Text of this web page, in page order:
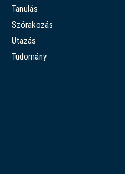
Tanulás
Szórakozás
Utazás
Tudomány